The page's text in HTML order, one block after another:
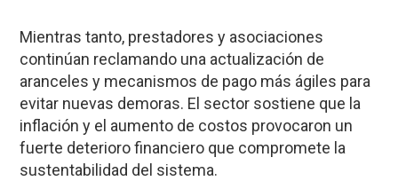
Mientras tanto, prestadores y asociaciones
continúan reclamando una actualización de
aranceles y mecanismos de pago más ágiles para
evitar nuevas demoras. El sector sostiene que la
inflación y el aumento de costos provocaron un
fuerte deterioro financiero que compromete la
sustentabilidad del sistema.